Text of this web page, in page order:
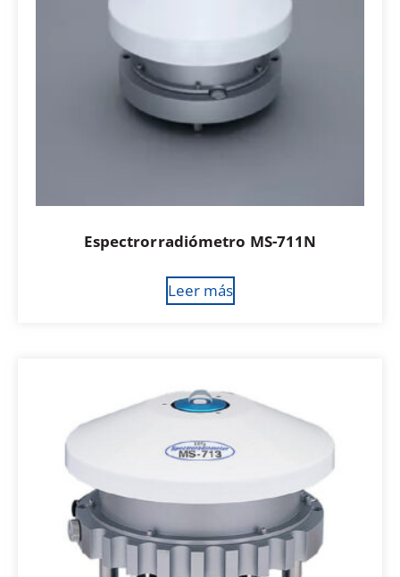
Espectrorradiómetro MS-711N
Leer más